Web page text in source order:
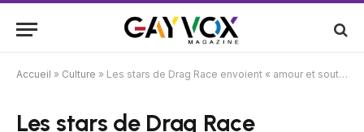
Accueil » Culture » Les stars de Drag Race envoient « amour et soutien » à Katya après s’être inscrite en cure de désintoxication
Les stars de Drag Race